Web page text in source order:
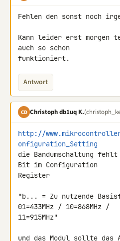
Fehlen den sonst noch
Kann leider erst morgen
auch so schon
funktioniert.
Antwort
CD Christoph db1uq K.
http://
onfiguration_Setting
die Bandumschaltung
Bit im Configuration
Register
"b... = Zu nutzende
01=433MHz / 10=868MHz /
11=915MHz"
und das Modul sollte das